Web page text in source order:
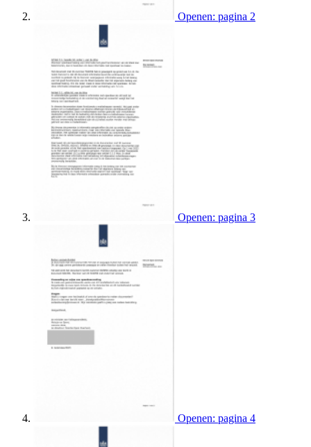
Openen: pagina 2
Openen: pagina 3
Openen: pagina 4